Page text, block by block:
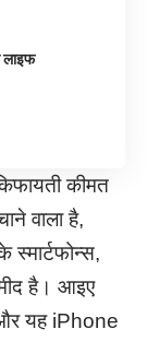
कीमत
वाला है,
स्मार्टफोन्स,
है। आइए
और यह iPhone